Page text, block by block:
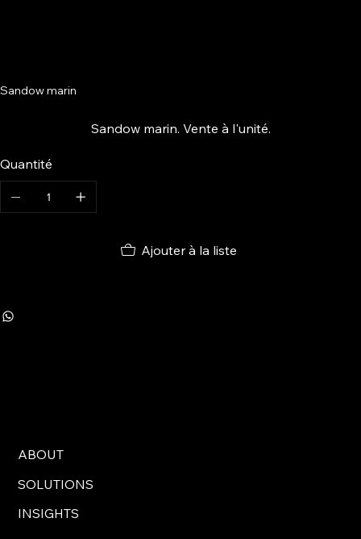
Sandow marin
Sandow marin. Vente à l'unité.
Quantité
Ajouter à la liste
ABOUT
SOLUTIONS
INSIGHTS